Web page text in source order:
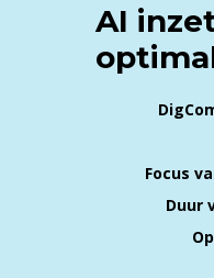
AI
Focus
Duur